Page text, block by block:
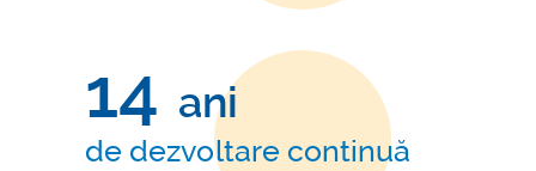
14 ani
de dezvoltare continuă